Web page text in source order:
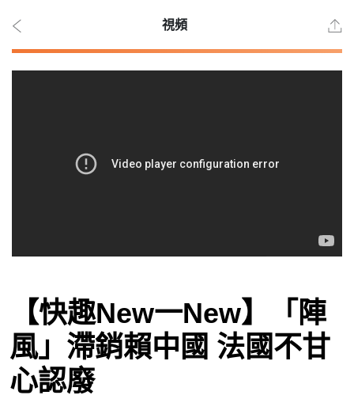
時事
觀點
博客
視頻
【快趣New一New】「陣
風」滯銷賴中國 法國不甘
心認廢